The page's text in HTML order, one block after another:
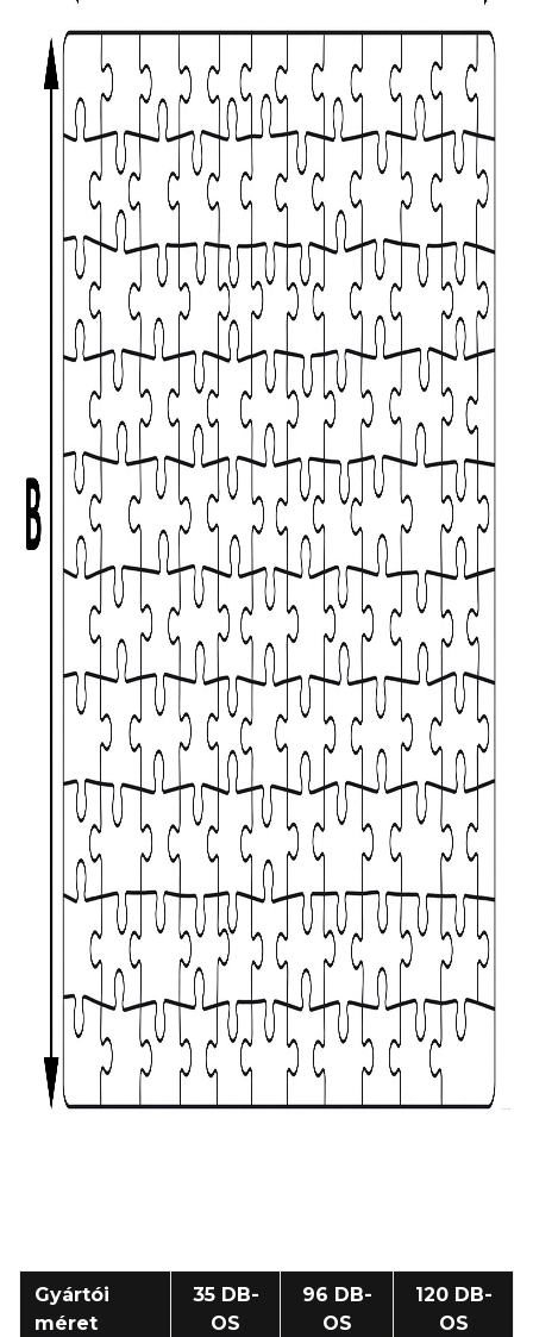
Gyártói
méret
35 DB-
OS
96 DB-
OS
120 DB-
OS